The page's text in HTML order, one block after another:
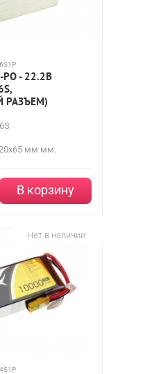
- 22.2В
РАЗЪЕМ)
мм мм.
В корзину
Нет в наличии